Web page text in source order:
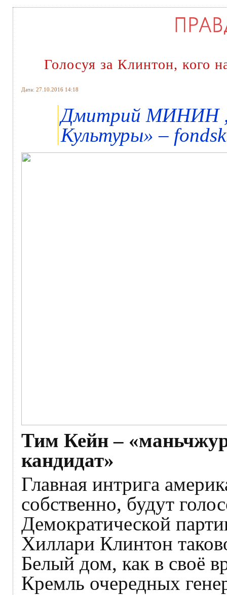
Голосуя за Клинтон, кого
Дата: 27.10.2016 14:18
Дмитрий МИНИН ,
Культуры» –
Тим Кейн –
кандидат»
Главная интрига
собственно, будут
Демократической
Хиллари Клинтон
Белый дом, как в своё
Кремль очередных